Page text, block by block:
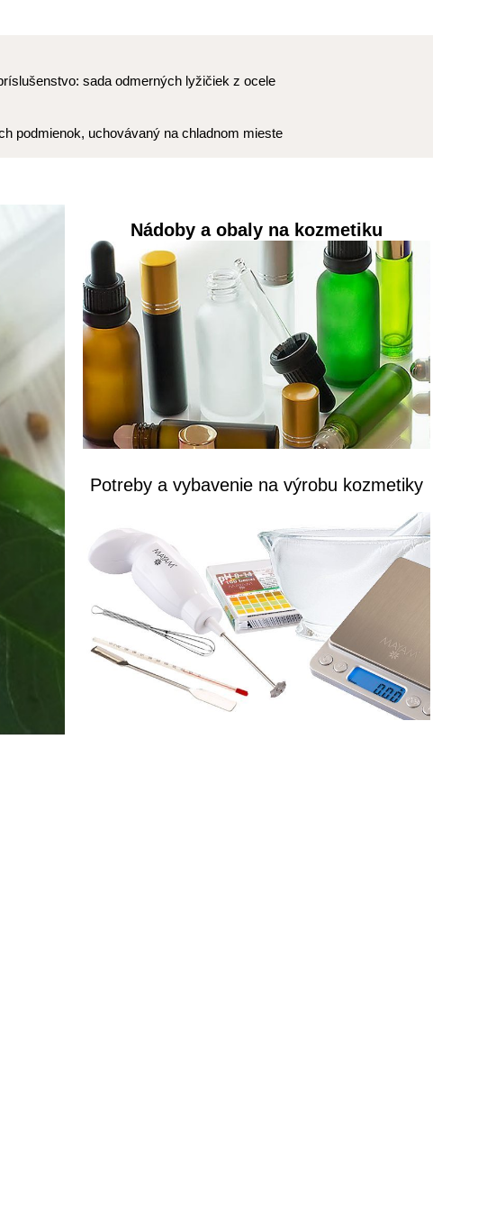
sada odmerných lyžičiek z ocele
podmienok, uchovávaný na chladnom mieste
Nádoby a obaly na kozmetiku
Potreby a vybavenie na výrobu kozmetiky